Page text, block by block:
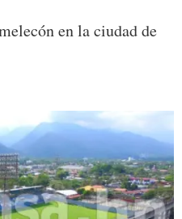
en la ciudad de